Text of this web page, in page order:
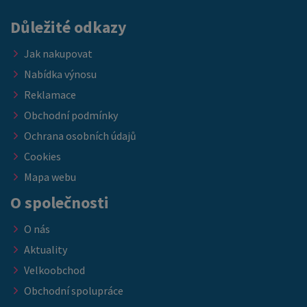
Důležité odkazy
Jak nakupovat
Nabídka výnosu
Reklamace
Obchodní podmínky
Ochrana osobních údajů
Cookies
Mapa webu
O společnosti
O nás
Aktuality
Velkoobchod
Obchodní spolupráce